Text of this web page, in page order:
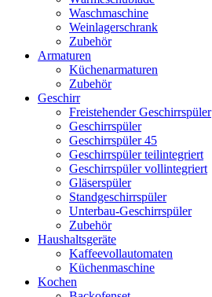
Waschmaschine
Weinlagerschrank
Zubehör
Armaturen
Küchenarmaturen
Zubehör
Geschirr
Freistehender Geschirrspüler
Geschirrspüler
Geschirrspüler 45
Geschirrspüler teilintegriert
Geschirrspüler vollintegriert
Gläserspüler
Standgeschirrspüler
Unterbau-Geschirrspüler
Zubehör
Haushaltsgeräte
Kaffeevollautomaten
Küchenmaschine
Kochen